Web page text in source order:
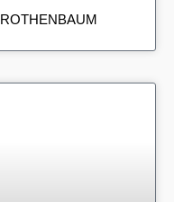
ROTHENBAUM